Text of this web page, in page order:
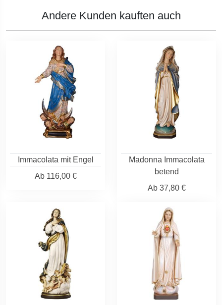
Andere Kunden kauften auch
Immacolata mit Engel
Ab116,00 €
Madonna Immacolata
betend
Ab37,80 €